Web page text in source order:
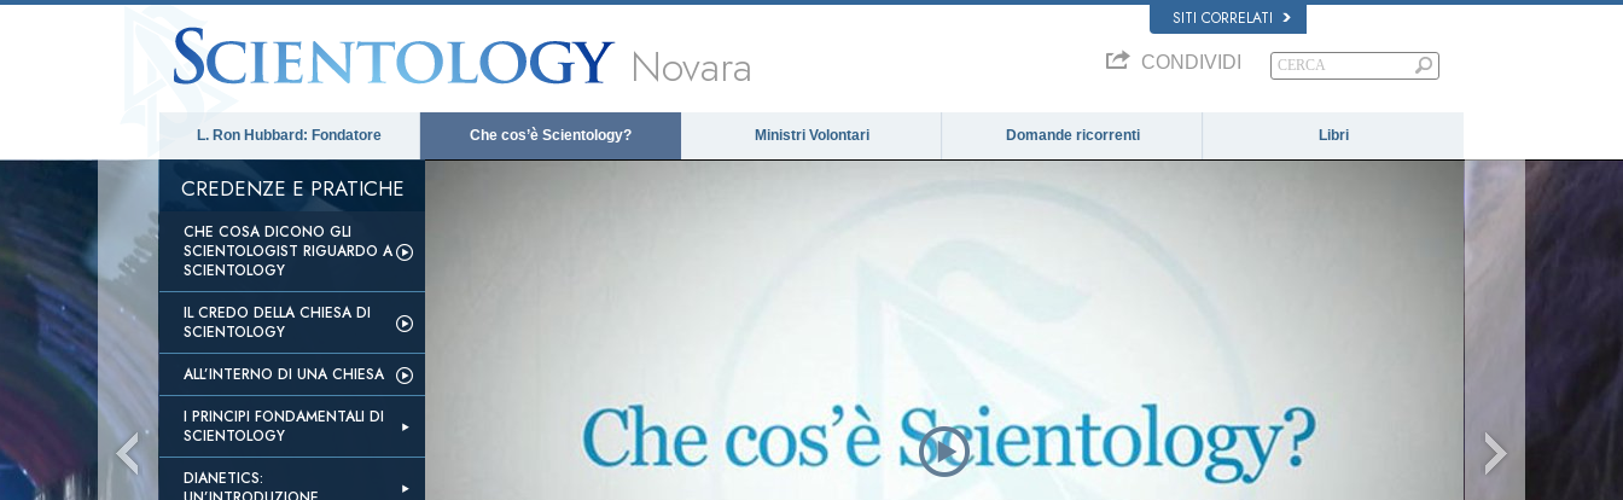
SITI CORRELATI
Novara CONDIVIDI
L. Ron Hubbard: Fondatore Che cos’è Scientology? Ministri Volontari Domande ricorrenti Libri
CREDENZE E PRATICHE
CHE COSA DICONO GLI
SCIENTOLOGIST RIGUARDO A
SCIENTOLOGY
IL CREDO DELLA CHIESA DI
SCIENTOLOGY
ALL’INTERNO DI UNA CHIESA
I PRINCIPI FONDAMENTALI DI
SCIENTOLOGY
DIANETICS: